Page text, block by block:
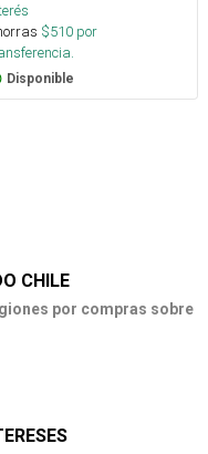
$510 por
Disponible
CHILE
por compras sobre